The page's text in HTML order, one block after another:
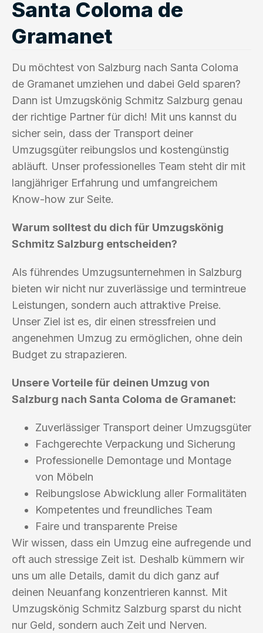
Santa Coloma de
Gramanet
Du möchtest von Salzburg nach Santa Coloma
de Gramanet umziehen und dabei Geld sparen?
Dann ist Umzugskönig Schmitz Salzburg genau
der richtige Partner für dich! Mit uns kannst du
sicher sein, dass der Transport deiner
Umzugsgüter reibungslos und kostengünstig
abläuft. Unser professionelles Team steht dir mit
langjähriger Erfahrung und umfangreichem
Know-how zur Seite.
Warum solltest du dich für Umzugskönig
Schmitz Salzburg entscheiden?
Als führendes Umzugsunternehmen in Salzburg
bieten wir nicht nur zuverlässige und termintreue
Leistungen, sondern auch attraktive Preise.
Unser Ziel ist es, dir einen stressfreien und
angenehmen Umzug zu ermöglichen, ohne dein
Budget zu strapazieren.
Unsere Vorteile für deinen Umzug von
Salzburg nach Santa Coloma de Gramanet:
Zuverlässiger Transport deiner Umzugsgüter
Fachgerechte Verpackung und Sicherung
Professionelle Demontage und Montage
von Möbeln
Reibungslose Abwicklung aller Formalitäten
Kompetentes und freundliches Team
Faire und transparente Preise
Wir wissen, dass ein Umzug eine aufregende und
oft auch stressige Zeit ist. Deshalb kümmern wir
uns um alle Details, damit du dich ganz auf
deinen Neuanfang konzentrieren kannst. Mit
Umzugskönig Schmitz Salzburg sparst du nicht
nur Geld, sondern auch Zeit und Nerven.